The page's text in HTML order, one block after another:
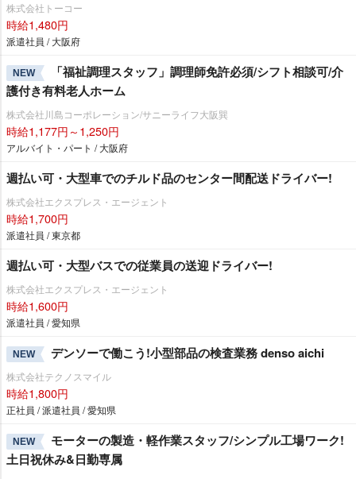
株式会社トーコー
時給1,480円
派遣社員 / 大阪府
NEW
「福祉調理スタッフ」調理師免許必須/シフト相談可/介
護付き有料老人ホーム
株式会社川島コーポレーション/サニーライフ大阪巽
時給1,177円～1,250円
アルバイト・パート / 大阪府
週払い可・大型車でのチルド品のセンター間配送ドライバー!
株式会社エクスプレス・エージェント
時給1,700円
派遣社員 / 東京都
週払い可・大型バスでの従業員の送迎ドライバー!
株式会社エクスプレス・エージェント
時給1,600円
派遣社員 / 愛知県
NEW デンソーで働こう!小型部品の検査業務 denso aichi
株式会社テクノスマイル
時給1,800円
正社員 / 派遣社員 / 愛知県
NEW
モーターの製造・軽作業スタッフ/シンプル工場ワーク!
土日祝休み&日勤専属